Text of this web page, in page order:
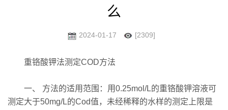
么
2024-01-17 [2309]
重铬酸钾法测定COD方法
一、 方法的适用范围：用0.25mol/L的重铬酸钾溶液可
测定大于50mg/L的Cod值，未经稀释的水样的测定上限是